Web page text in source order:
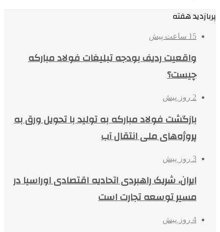
پربازدید هفته
15 ساعت پیش
واقعیت ردیف بودجه تبلیغات فولاد مبارکه
چیست؟
2 روز پیش
بازگشت فولاد مبارکه به تولید با تحویل ورق به
پروژه‌های ملی انتقال آب
3 روز پیش
ایران، شریک راهبردی اتحادیه اقتصادی اوراسیا در
مسیر توسعه تجارت است
4 روز پیش